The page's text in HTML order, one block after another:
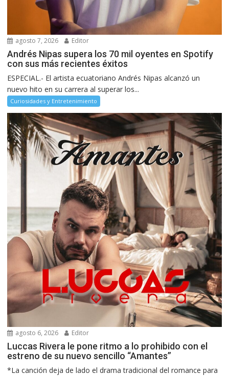
agosto 7, 2026 Editor
Andrés Nipas supera los 70 mil oyentes en Spotify
con sus más recientes éxitos
ESPECIAL.- El artista ecuatoriano Andrés Nipas alcanzó un
nuevo hito en su carrera al superar los...
Curiosidades y Entretenimiento
agosto 6, 2026 Editor
Luccas Rivera le pone ritmo a lo prohibido con el
estreno de su nuevo sencillo “Amantes”
*La canción deja de lado el drama tradicional del romance para